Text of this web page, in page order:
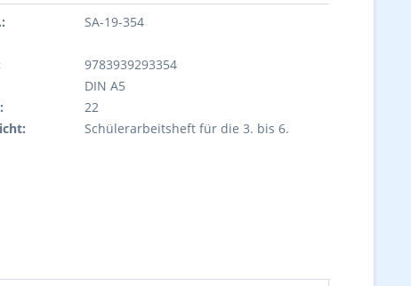
SA-19-354
9783939293354
DIN A5
22
Schülerarbeitsheft für die 3. bis 6.